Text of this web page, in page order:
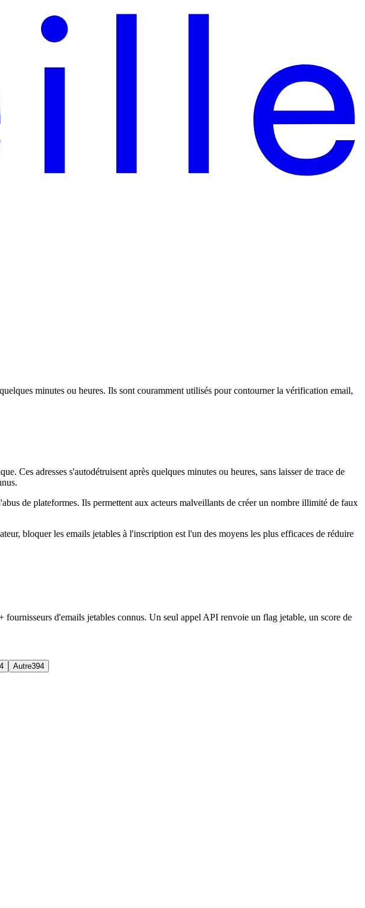
minutes ou heures. Ils sont couramment utilisés pour contourner la vérification email,
Ces adresses s'autodétruisent après quelques minutes ou heures, sans laisser de trace de
de plateformes. Ils permettent aux acteurs malveillants de créer un nombre illimité de faux
bloquer les emails jetables à l'inscription est l'un des moyens les plus efficaces de réduire
d'emails jetables connus. Un seul appel API renvoie un flag jetable, un score de
Autre394